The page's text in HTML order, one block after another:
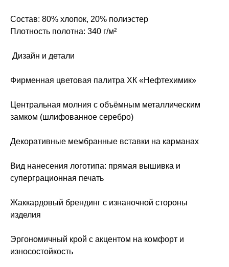
Состав: 80% хлопок, 20% полиэстер
Плотность полотна: 340 г/м²
Дизайн и детали
Фирменная цветовая палитра ХК «Нефтехимик»
Центральная молния с объёмным металлическим
замком (шлифованное серебро)
Декоративные мембранные вставки на карманах
Вид нанесения логотипа: прямая вышивка и
суперграционная печать
Жаккардовый брендинг с изнаночной стороны
изделия
Эргономичный крой с акцентом на комфорт и
износостойкость